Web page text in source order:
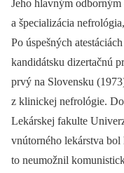
Jeho hlavným odborným
a špecializácia
Po úspešných
kandidátsku dizertačnú
prvý na Slovensku
z klinickej nefrológie.
Lekárskej fakulte
vnútorného lekárstva
to neumožnil